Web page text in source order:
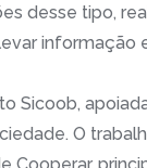
desse tipo,
Sicoob,
O